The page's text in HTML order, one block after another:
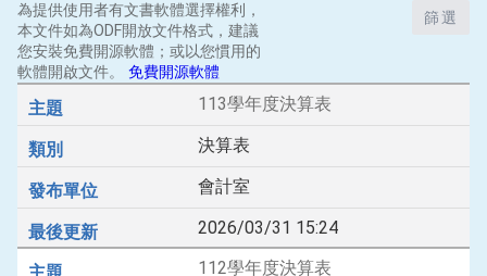
為提供使用者有文書軟體選擇權利，
本文件如為ODF開放文件格式，建議
您安裝免費開源軟體；或以您慣用的
軟體開啟文件。 免費開源軟體
篩選
113學年度決算表
決算表
會計室
2026/03/31 15:24
112學年度決算表